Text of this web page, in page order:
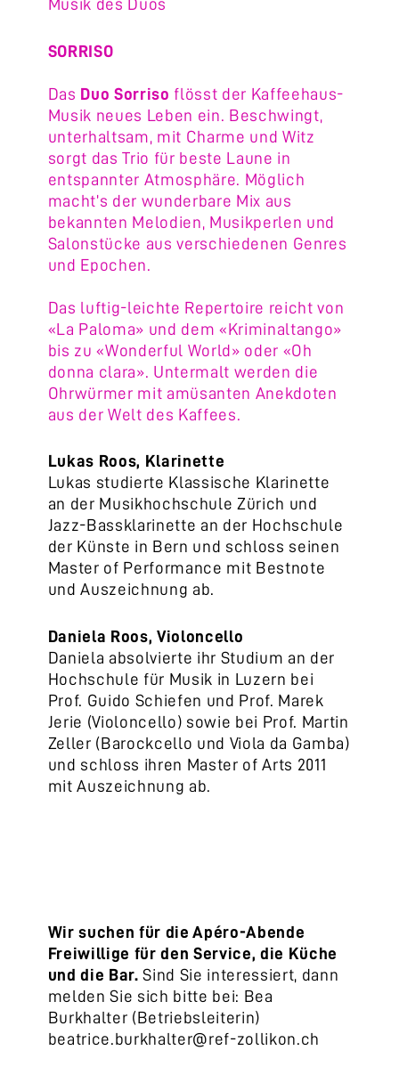
Musik des Duos
SORRISO
Das Duo Sorriso flösst der Kaffeehaus-
Musik neues Leben ein. Beschwingt,
unterhaltsam, mit Charme und Witz
sorgt das Trio für beste Laune in
entspannter Atmosphäre. Möglich
macht’s der wunderbare Mix aus
bekannten Melodien, Musikperlen und
Salonstücke aus verschiedenen Genres
und Epochen.
Das luftig-leichte Repertoire reicht von
«La Paloma» und dem «Kriminaltango»
bis zu «Wonderful World» oder «Oh
donna clara». Untermalt werden die
Ohrwürmer mit amüsanten Anekdoten
aus der Welt des Kaffees.
Lukas Roos, Klarinette
Lukas studierte Klassische Klarinette
an der Musikhochschule Zürich und
Jazz-Bassklarinette an der Hochschule
der Künste in Bern und schloss seinen
Master of Performance mit Bestnote
und Auszeichnung ab.
Daniela Roos, Violoncello
Daniela absolvierte ihr Studium an der
Hochschule für Musik in Luzern bei
Prof. Guido Schiefen und Prof. Marek
Jerie (Violoncello) sowie bei Prof. Martin
Zeller (Barockcello und Viola da Gamba)
und schloss ihren Master of Arts 2011
mit Auszeichnung ab.
Wir suchen für die Apéro-Abende
Freiwillige für den Service, die Küche
und die Bar. Sind Sie interessiert, dann
melden Sie sich bitte bei: Bea
Burkhalter (Betriebsleiterin)
beatrice.burkhalter@ref-zollikon.ch